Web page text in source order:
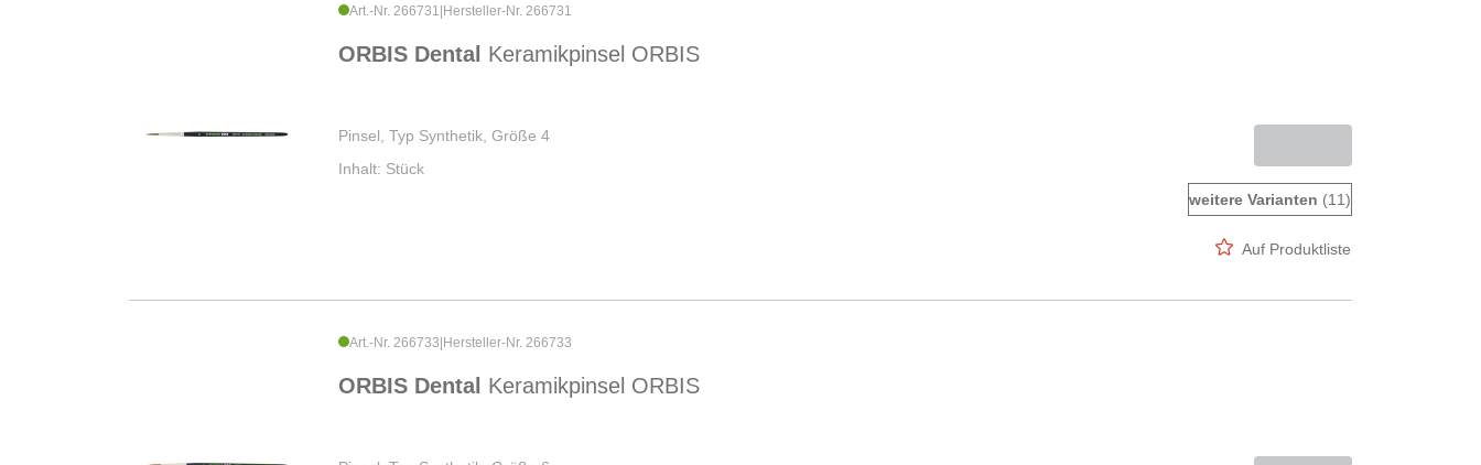
Art.-Nr. 266731 Hersteller-Nr. 266731
ORBIS Dental Keramikpinsel ORBIS
Pinsel, Typ Synthetik, Größe 4
Inhalt: Stück
weitere Varianten (11)
Auf Produktliste
Art.-Nr. 266733 Hersteller-Nr. 266733
ORBIS Dental Keramikpinsel ORBIS